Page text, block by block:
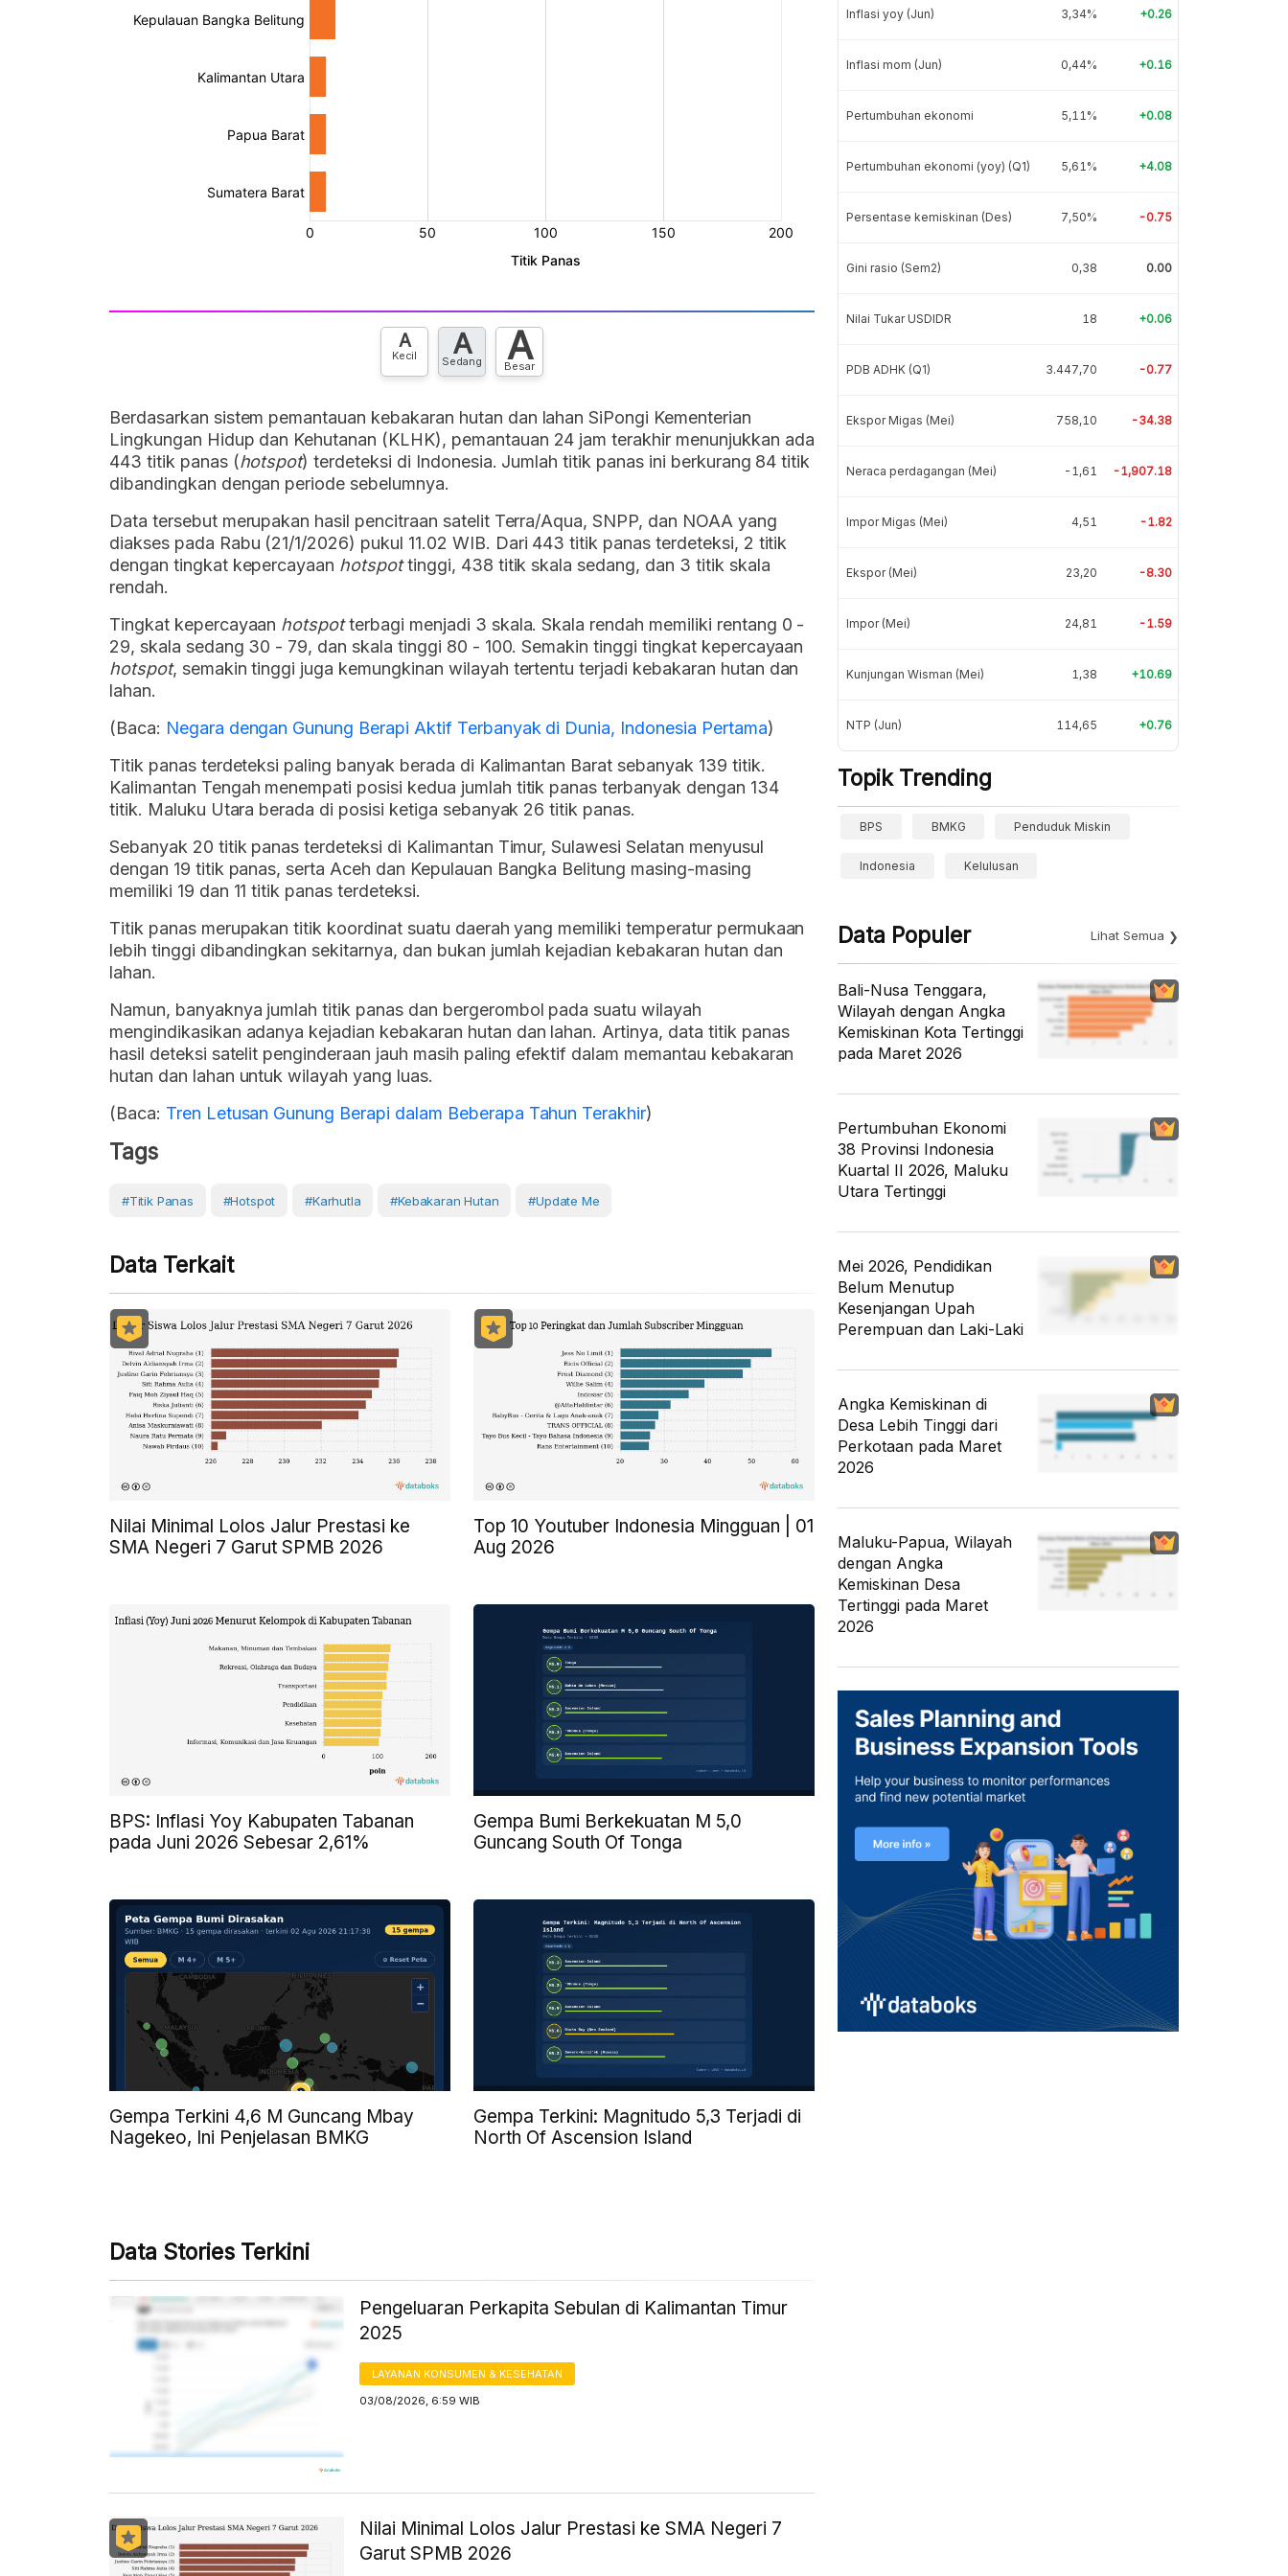
A
Kecil A
Sedang A
Besar
Berdasarkan sistem pemantauan kebakaran hutan dan lahan SiPongi Kementerian
Lingkungan Hidup dan Kehutanan (KLHK), pemantauan 24 jam terakhir menunjukkan ada
443 titik panas (hotspot) terdeteksi di Indonesia. Jumlah titik panas ini berkurang 84 titik
dibandingkan dengan periode sebelumnya.
Data tersebut merupakan hasil pencitraan satelit Terra/Aqua, SNPP, dan NOAA yang
diakses pada Rabu (21/1/2026) pukul 11.02 WIB. Dari 443 titik panas terdeteksi, 2 titik
dengan tingkat kepercayaan hotspottinggi, 438 titik skala sedang, dan 3 titik skala
rendah.
Tingkat kepercayaan hotspotterbagi menjadi 3 skala. Skala rendah memiliki rentang 0 -
29, skala sedang 30 - 79, dan skala tinggi 80 - 100. Semakin tinggi tingkat kepercayaan
hotspot, semakin tinggi juga kemungkinan wilayah tertentu terjadi kebakaran hutan dan
lahan.
(Baca: Negara dengan Gunung Berapi Aktif Terbanyak di Dunia, Indonesia Pertama)
Titik panas terdeteksi paling banyak berada di Kalimantan Barat sebanyak 139 titik.
Kalimantan Tengah menempati posisi kedua jumlah titik panas terbanyak dengan 134
titik. Maluku Utara berada di posisi ketiga sebanyak 26 titik panas.
Sebanyak 20 titik panas terdeteksi di Kalimantan Timur, Sulawesi Selatan menyusul
dengan 19 titik panas, serta Aceh dan Kepulauan Bangka Belitung masing-masing
memiliki 19 dan 11 titik panas terdeteksi.
Titik panas merupakan titik koordinat suatu daerah yang memiliki temperatur permukaan
lebih tinggi dibandingkan sekitarnya, dan bukan jumlah kejadian kebakaran hutan dan
lahan.
Namun, banyaknya jumlah titik panas dan bergerombol pada suatu wilayah
mengindikasikan adanya kejadian kebakaran hutan dan lahan. Artinya, data titik panas
hasil deteksi satelit penginderaan jauh masih paling efektif dalam memantau kebakaran
hutan dan lahan untuk wilayah yang luas.
(Baca: Tren Letusan Gunung Berapi dalam Beberapa Tahun Terakhir)
Tags
#Titik Panas #hotspot #karhutla #Kebakaran Hutan #Update Me
Data Terkait
Nilai Minimal Lolos Jalur Prestasi ke
SMA Negeri 7 Garut SPMB 2026
Top 10 Youtuber Indonesia Mingguan | 01
Aug 2026
BPS: Inflasi Yoy Kabupaten Tabanan
pada Juni 2026 Sebesar 2,61%
Gempa Bumi Berkekuatan M 5,0
Guncang South Of Tonga
Gempa Terkini 4,6 M Guncang Mbay
Nagekeo, Ini Penjelasan BMKG
Gempa Terkini: Magnitudo 5,3 Terjadi di
North Of Ascension Island
Data Stories Terkini
Pengeluaran Perkapita Sebulan di Kalimantan Timur
2025
LAYANAN KONSUMEN & KESEHATAN
03/08/2026, 6:59 WIB
Nilai Minimal Lolos Jalur Prestasi ke SMA Negeri 7
Garut SPMB 2026
Inflasi yoy (Jun) 3,34% +0.26
Inflasi mom (Jun) 0,44% +0.16
Pertumbuhan ekonomi 5,11% +0.08
Pertumbuhan ekonomi (yoy) (Q1) 5,61% +4.08
Persentase kemiskinan (Des) 7,50% -0.75
Gini rasio (Sem2) 0,38 0.00
Nilai Tukar USDIDR 18 +0.06
PDB ADHK (Q1) 3.447,70 -0.77
Ekspor Migas (Mei) 758,10 -34.38
Neraca perdagangan (Mei) -1,61 -1,907.18
Impor Migas (Mei) 4,51 -1.82
Ekspor (Mei) 23,20 -8.30
Impor (Mei) 24,81 -1.59
Kunjungan Wisman (Mei) 1,38 +10.69
NTP (Jun) 114,65 +0.76
Topik Trending
BPS BMKG Penduduk Miskin
Indonesia Kelulusan
Data Populer Lihat Semua
Bali-Nusa Tenggara,
Wilayah dengan Angka
Kemiskinan Kota Tertinggi
pada Maret 2026
Pertumbuhan Ekonomi
38 Provinsi Indonesia
Kuartal II 2026, Maluku
Utara Tertinggi
Mei 2026, Pendidikan
Belum Menutup
Kesenjangan Upah
Perempuan dan Laki-Laki
Angka Kemiskinan di
Desa Lebih Tinggi dari
Perkotaan pada Maret
2026
Maluku-Papua, Wilayah
dengan Angka
Kemiskinan Desa
Tertinggi pada Maret
2026